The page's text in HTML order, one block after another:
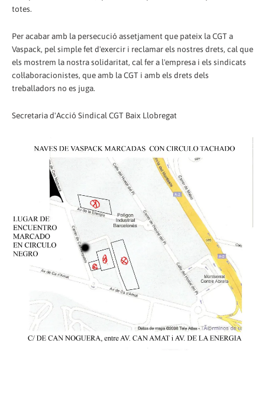
totes.
Per acabar amb la persecució assetjament que pateix la CGT a
Vaspack, pel simple fet d'exercir i reclamar els nostres drets, cal que
els mostrem la nostra solidaritat, cal fer a l'empresa i els sindicats
col·laboracionistes, que amb la CGT i amb els drets dels
treballadors no es juga.
Secretaria d'Acció Sindical CGT Baix Llobregat